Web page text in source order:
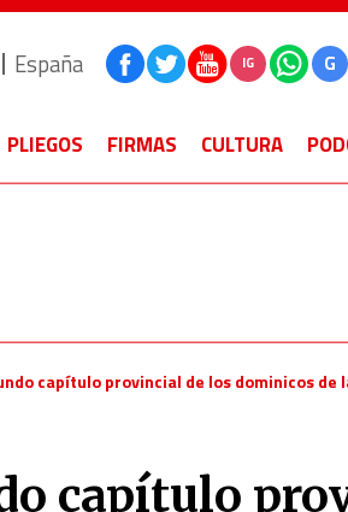
España IG G
PLIEGOS FIRMAS CULTURA
capítulo provincial de los dominicos de
capítulo